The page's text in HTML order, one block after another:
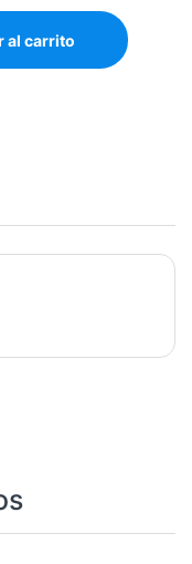
quantity
al carrito